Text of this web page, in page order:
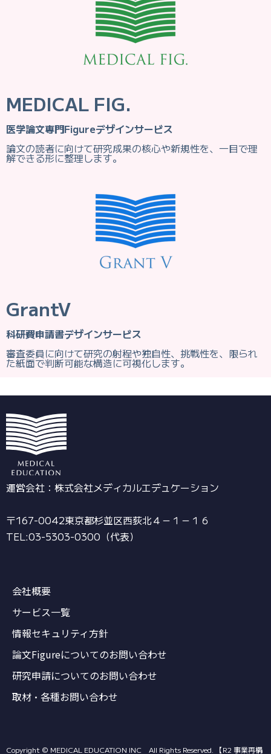
MEDICAL FIG.
医学論文専門Figureデザインサービス
論文の読者に向けて研究成果の核心や新規性を、一目で理
解できる形に整理します。
GrantV
科研費申請書デザインサービス
審査委員に向けて研究の射程や独自性、挑戦性を、限られ
た紙面で判断可能な構造に可視化します。
運営会社：株式会社メディカルエデュケーション
〒167-0042東京都杉並区西荻北４－１－１６
TEL:03-5303-0300（代表）
会社概要
サービス一覧
情報セキュリティ方針
論文Figureについてのお問い合わせ
研究申請についてのお問い合わせ
取材・各種お問い合わせ
Copyright © MEDICAL EDUCATION INC All Rights Reserved. 【R2 事業再構